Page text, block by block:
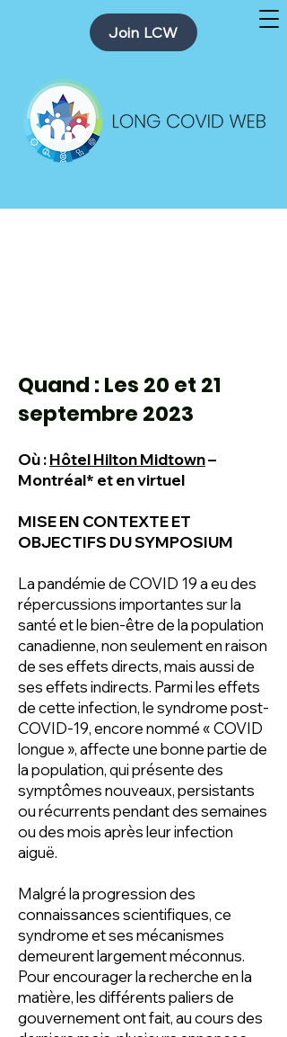
Join LCW
Quand : Les 20 et 21
septembre 2023
Où :Hôtel Hilton Midtown–
Montréal* et en virtuel
MISE EN CONTEXTE ET
OBJECTIFS DU SYMPOSIUM
La pandémie de COVID 19 a eu des
répercussions importantes sur la
santé et le bien-être de la population
canadienne, non seulement en raison
de ses effets directs, mais aussi de
ses effets indirects. Parmi les effets
de cette infection, le syndrome post-
COVID-19, encore nommé « COVID
longue », affecte une bonne partie de
la population, qui présente des
symptômes nouveaux, persistants
ou récurrents pendant des semaines
ou des mois après leur infection
aiguë.
Malgré la progression des
connaissances scientifiques, ce
syndrome et ses mécanismes
demeurent largement méconnus.
Pour encourager la recherche en la
matière, les différents paliers de
gouvernement ont fait, au cours des